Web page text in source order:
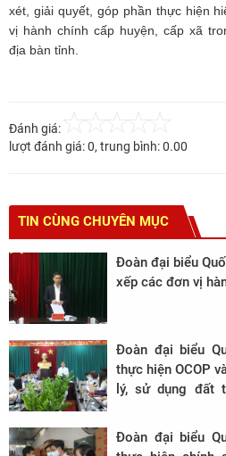
xét, giải quyết, góp phần thực hiện
vị hành chính cấp huyện, cấp xã
địa bàn tỉnh.
Đánh giá:
lượt đánh giá:0, trung bình:0.00
TIN CÙNG CHUYÊN MỤC
Đoàn đại biểu
xếp các đơn vị
Đoàn đại biểu
thực hiện OCOP
lý, sử dụng đất
dụng trên địa bàn
Đoàn đại biểu